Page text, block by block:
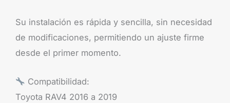
Su instalación es rápida y sencilla, sin necesidad
de modificaciones, permitiendo un ajuste firme
desde el primer momento.
Compatibilidad:
Toyota RAV4 2016 a 2019